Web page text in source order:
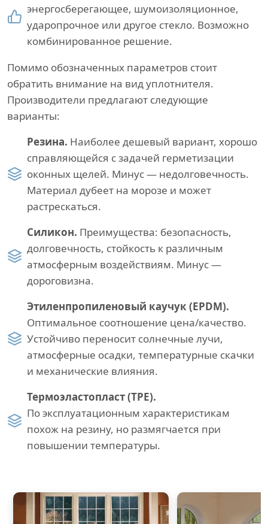
энергосберегающее, шумоизоляционное,
ударопрочное или другое стекло. Возможно
комбинированное решение.
Помимо обозначенных параметров стоит
обратить внимание на вид уплотнителя.
Производители предлагают следующие
варианты:
Резина. Наиболее дешевый вариант, хорошо
справляющейся с задачей герметизации
оконных щелей. Минус — недолговечность.
Материал дубеет на морозе и может
растрескаться.
Силикон. Преимущества: безопасность,
долговечность, стойкость к различным
атмосферным воздействиям. Минус —
дороговизна.
Этиленпропиленовый каучук (EPDM).
Оптимальное соотношение цена/качество.
Устойчиво переносит солнечные лучи,
атмосферные осадки, температурные скачки
и механические влияния.
Термоэластопласт (TPE).
По эксплуатационным характеристикам
похож на резину, но размягчается при
повышении температуры.